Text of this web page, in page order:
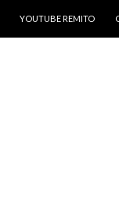
YOUTUBE REMITO